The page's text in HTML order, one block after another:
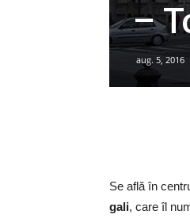
–
aug. 5, 2016
Se află în
gali, care îl